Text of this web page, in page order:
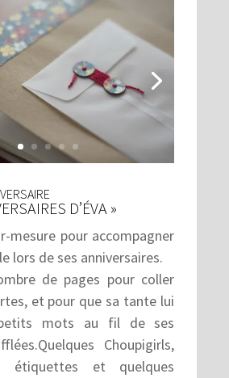
D’ÉVA »
mesure pour accompagner
lors de ses anniversaires.
de pages pour coller
et pour que sa tante lui
mots au fil de ses
Choupigirls,
étiquettes et quelques